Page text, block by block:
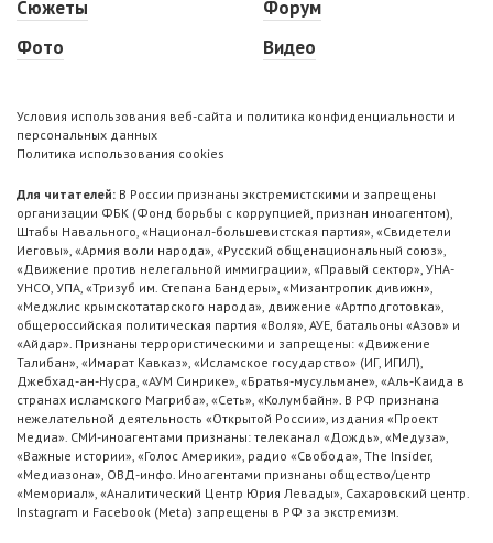
Сюжеты
Фото
Форум
Видео
Условия использования веб-сайта и политика конфиденциальности и
персональных данных
Политика использования cookies
Для читателей: В России признаны экстремистскими и запрещены
организации ФБК (Фонд борьбы с коррупцией, признан иноагентом),
Штабы Навального, «Национал-большевистская партия», «Свидетели
Иеговы», «Армия воли народа», «Русский общенациональный союз»,
«Движение против нелегальной иммиграции», «Правый сектор», УНА-
УНСО, УПА, «Тризуб им. Степана Бандеры», «Мизантропик дивижн»,
«Меджлис крымскотатарского народа», движение «Артподготовка»,
общероссийская политическая партия «Воля», АУЕ, батальоны «Азов» и
«Айдар». Признаны террористическими и запрещены: «Движение
Талибан», «Имарат Кавказ», «Исламское государство» (ИГ, ИГИЛ),
Джебхад-ан-Нусра, «АУМ Синрике», «Братья-мусульмане», «Аль-Каида в
странах исламского Магриба», «Сеть», «Колумбайн». В РФ признана
нежелательной деятельность «Открытой России», издания «Проект
Медиа». СМИ-иноагентами признаны: телеканал «Дождь», «Медуза»,
«Важные истории», «Голос Америки», радио «Свобода», The Insider,
«Медиазона», ОВД-инфо. Иноагентами признаны общество/центр
«Мемориал», «Аналитический Центр Юрия Левады», Сахаровский центр.
Instagram и Facebook (Metа) запрещены в РФ за экстремизм.